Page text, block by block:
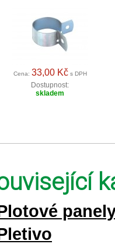
Cena: 33,00 Kčs DPH
Dostupnost:
skladem